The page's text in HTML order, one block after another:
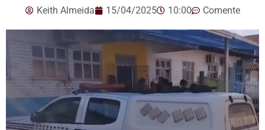
Keith Almeida 15/04/2025 10:00 Comente